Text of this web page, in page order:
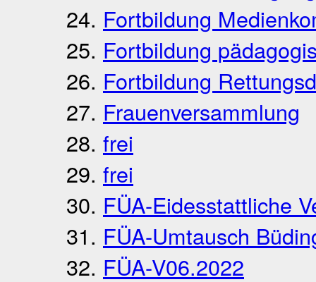
Fortbildung
Fortbildung
Fortbildung
Frauenversammlung
frei
frei
FÜA-Eidesstattliche
FÜA-Umtausch
FÜA-V06.2022